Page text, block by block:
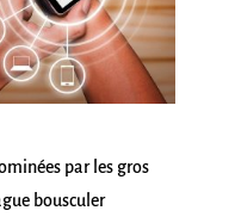
par les gros
bousculer